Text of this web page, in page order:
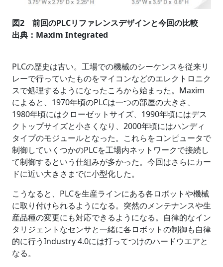
図2 前回のPLCリファレンスデザインと今回の比較
出典：Maxim Integrated
PLCの歴史は古い。工場での機械のシーケンスを従来リ
レーで行っていたものをマイコンなどのエレクトロニク
スで処理するようになったころから始まった。Maxim
によると、1970年頃のPLCは一つの部屋の大きさ、
1980年頃にはクローゼットサイズ、1990年頃にはデス
クトップサイズと小さくなり、2000年頃にはハンディ
タイプのモジュールとなった。これらをコンピュータで
制御していくつかのPLCを工場内ネットワークで接続し
て制御するという仕組みが多かった。今回はさらにカー
ドに近い大きさまでに小型化した。
こうなると、PLCを生産ラインにある各ロボットや機械
に取り付けられるようになる。突然のメンテナンスや生
産品種の変更にも対応できるようになる。自律的なイン
タリジェントなセンサと一緒に各ロボットの制御も自律
的に行うIndustry 4.0には打ってつけのハードウエアと
なる。